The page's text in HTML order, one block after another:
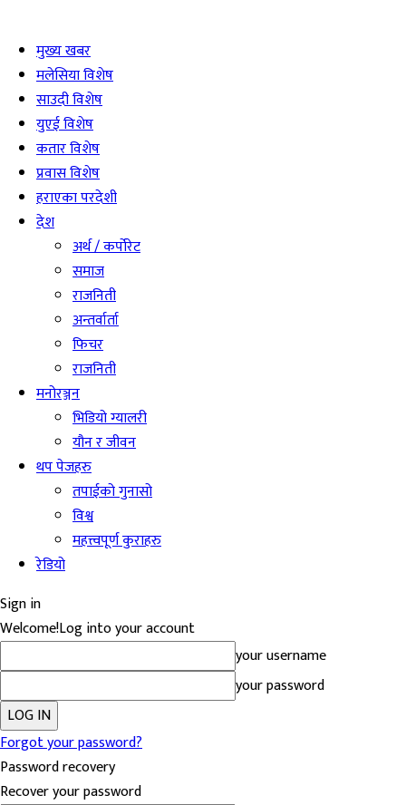
मुख्य खबर
मलेसिया विशेष
साउदी विशेष
युएई विशेष
कतार विशेष
प्रवास विशेष
हराएका परदेशी
देश
अर्थ / कर्पोरेट
समाज
राजनिती
अन्तर्वार्ता
फिचर
राजनिती
मनोरञ्जन
भिडियो ग्यालरी
यौन र जीवन
थप पेजहरु
तपाईको गुनासो
विश्व
महत्त्वपूर्ण कुराहरु
रेडियो
Sign in
Welcome!Log into your account
your username
your password
Forgot your password?
Password recovery
Recover your password